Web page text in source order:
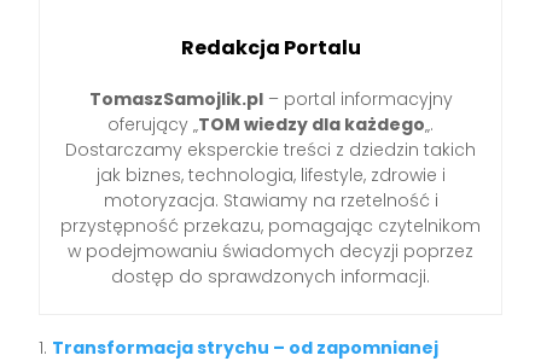
Redakcja Portalu
TomaszSamojlik.pl– portal informacyjny
oferujący „TOM wiedzy dla każdego„.
Dostarczamy eksperckie treści z dziedzin takich
jak biznes, technologia, lifestyle, zdrowie i
motoryzacja. Stawiamy na rzetelność i
przystępność przekazu, pomagając czytelnikom
w podejmowaniu świadomych decyzji poprzez
dostęp do sprawdzonych informacji.
Transformacja strychu – od zapomnianej